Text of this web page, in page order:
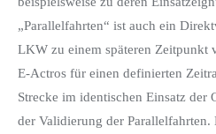
„Parallelfahrten“ ist auch ein
LKW zu einem späteren Zeitpunkt
E-Actros für einen definierten
Strecke im identischen Einsatz
der Validierung der